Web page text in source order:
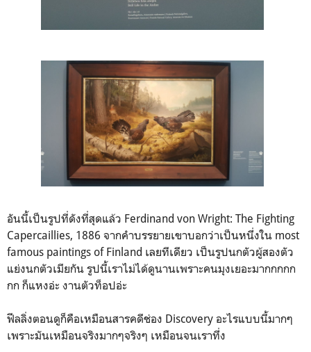
อันนี้เป็นรูปที่ดังที่สุดแล้ว Ferdinand von Wright: The Fighting
Capercaillies, 1886 จากคำบรรยายเขาบอกว่าเป็นหนึ่งใน most
famous paintings of Finland เลยทีเดียว เป็นรูปนกตัวผู้สองตัว
แย่งนกตัวเมียกัน รูปนี้เราไม่ได้ดูนานเพราะคนมุงเยอะมากกกกก
กก ก็แหงอ่ะ งานตัวท็อปอ่ะ
ฟีลลิ่งตอนดูก็คือเหมือนสารคดีช่อง Discovery อะไรแบบนี้มากๆ
เพราะมันเหมือนจริงมากๆจริงๆ เหมือนจนเราทึ่ง